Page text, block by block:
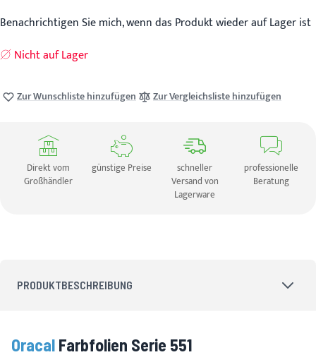
Benachrichtigen Sie mich, wenn das Produkt wieder auf Lager ist
Nicht auf Lager
Zur Wunschliste hinzufügen Zur Vergleichsliste hinzufügen
Direkt vom
Großhändler
günstige Preise
schneller
Versand von
Lagerware
professionelle
Beratung
PRODUKTBESCHREIBUNG
Oracal Farbfolien Serie 551